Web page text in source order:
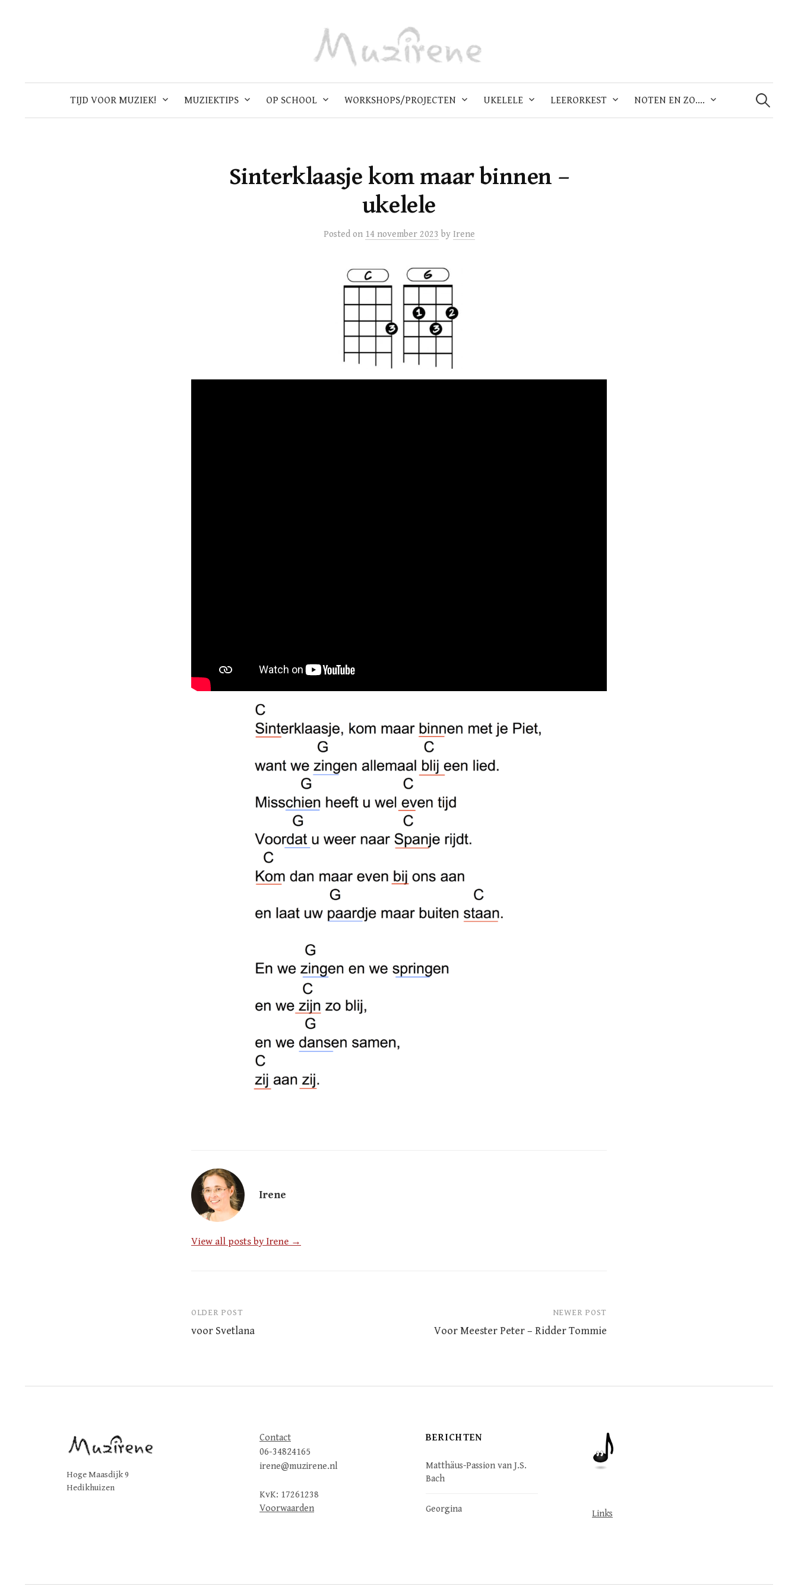
TIJD VOOR MUZIEK! MUZIEKTIPS OP SCHOOL WORKSHOPS/PROJECTEN UKELELE LEERORKEST NOTEN EN ZO….
naar:
Sinterklaasje kom maar binnen –
ukelele
Posted on 14 november 2023 by Irene
Irene
View all posts by Irene →
Post
navigation
OLDER POST
voor Svetlana
NEWER POST
Voor Meester Peter – Ridder Tommie
Hoge Maasdijk 9
Hedikhuizen
Contact
06-34824165
irene@muzirene.nl
KvK: 17261238
Voorwaarden
BERICHTEN
Matthäus-Passion van J.S.
Bach
Georgina Links